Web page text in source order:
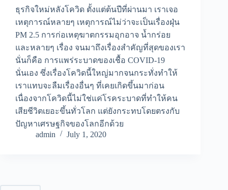
ธุรกิจใหม่หลังโควิด ตั้งแต่ต้นปีที่ผ่านมา เราเจอ
เหตุการณ์หลายๆ เหตุการณ์ไม่ว่าจะเป็นเรื่องฝุ่น
PM 2.5 การก่อเหตุฆาตกรรมอุกอาจ น้ำกร่อย
และหลายๆ เรื่อง จนมาถึงเรื่องสำคัญที่สุดของเรา
นั่นก็คือ การแพร่ระบาดของเชื้อ COVID-19
นั่นเอง ซึ่งเรื่องโควิดนี้ใหญ่มากจนกระทั่งทำให้
เราแทบจะลืมเรื่องอื่นๆ ที่เคยเกิดขึ้นมาก่อน
เนื่องจากโควิดนี้ไม่ใช่แค่โรคระบาดที่ทำให้คน
เสียชีวิตเยอะขึ้นทั่วโลก แต่ยังกระทบโดยตรงกับ
ปัญหาเศรษฐกิจของโลกอีกด้วย
admin
July 1, 2020